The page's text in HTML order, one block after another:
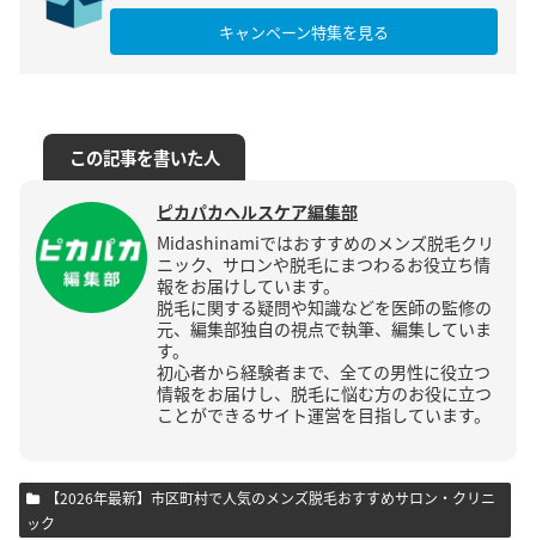
キャンペーン特集を見る
この記事を書いた人
ピカパカヘルスケア編集部
Midashinamiではおすすめのメンズ脱毛クリ
ニック、サロンや脱毛にまつわるお役立ち情
報をお届けしています。
脱毛に関する疑問や知識などを医師の監修の
元、編集部独自の視点で執筆、編集していま
す。
初心者から経験者まで、全ての男性に役立つ
情報をお届けし、脱毛に悩む方のお役に立つ
ことができるサイト運営を目指しています。
【2026年最新】市区町村で人気のメンズ脱毛おすすめサロン・クリニ
ック